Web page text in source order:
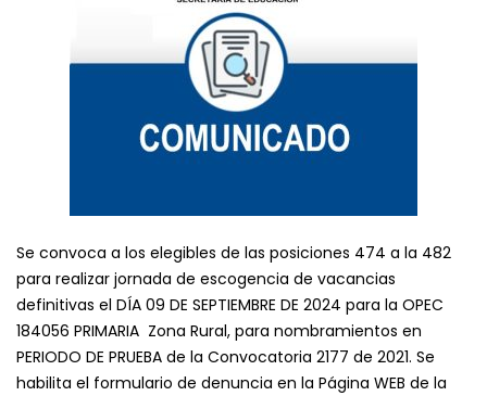
Se convoca a los elegibles de las posiciones 474 a la 482
para realizar jornada de escogencia de vacancias
definitivas el DÍA 09 DE SEPTIEMBRE DE 2024 para la OPEC
184056 PRIMARIA Zona Rural, para nombramientos en
PERIODO DE PRUEBA de la Convocatoria 2177 de 2021. Se
habilita el formulario de denuncia en la Página WEB de la